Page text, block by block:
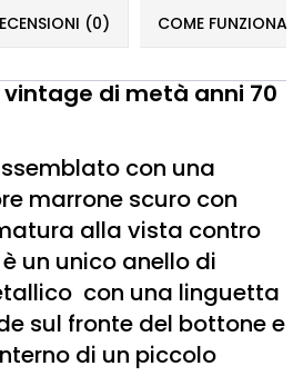
(0) COME
di metà anni 70
con una
marrone scuro con
alla vista contro
un unico anello di
con una linguetta
sul fronte del bottone e
di un piccolo